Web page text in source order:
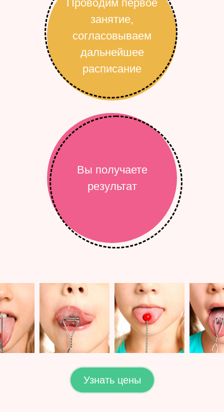
Проводим первое
занятие,
согласовываем
дальнейшее
расписание
Вы получаете
результат
Узнать цены